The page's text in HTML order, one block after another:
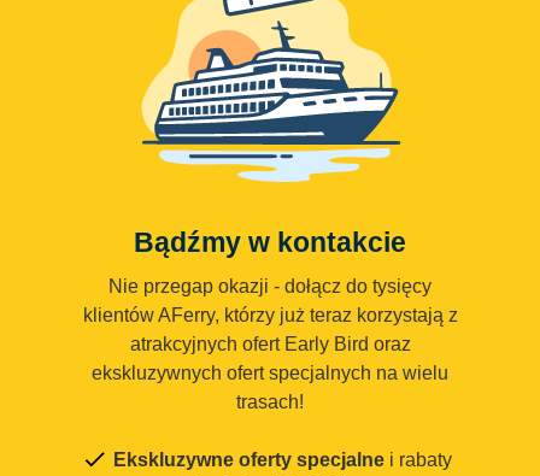
Bądźmy w kontakcie
Nie przegap okazji - dołącz do tysięcy
klientów AFerry, którzy już teraz korzystają z
atrakcyjnych ofert Early Bird oraz
ekskluzywnych ofert specjalnych na wielu
trasach!
Ekskluzywne oferty specjalne i rabaty